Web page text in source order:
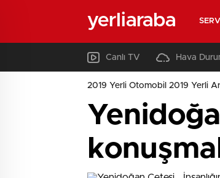
yerliaraba
Canlı TV Hava
2019 Yerli Otomobil 2019 Yerli